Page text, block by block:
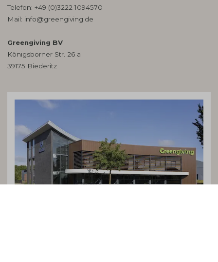
Telefon: +49 (0)3222 1094570
Mail: info@greengiving.de
Greengiving BV
Königsborner Str. 26 a
39175 Biederitz